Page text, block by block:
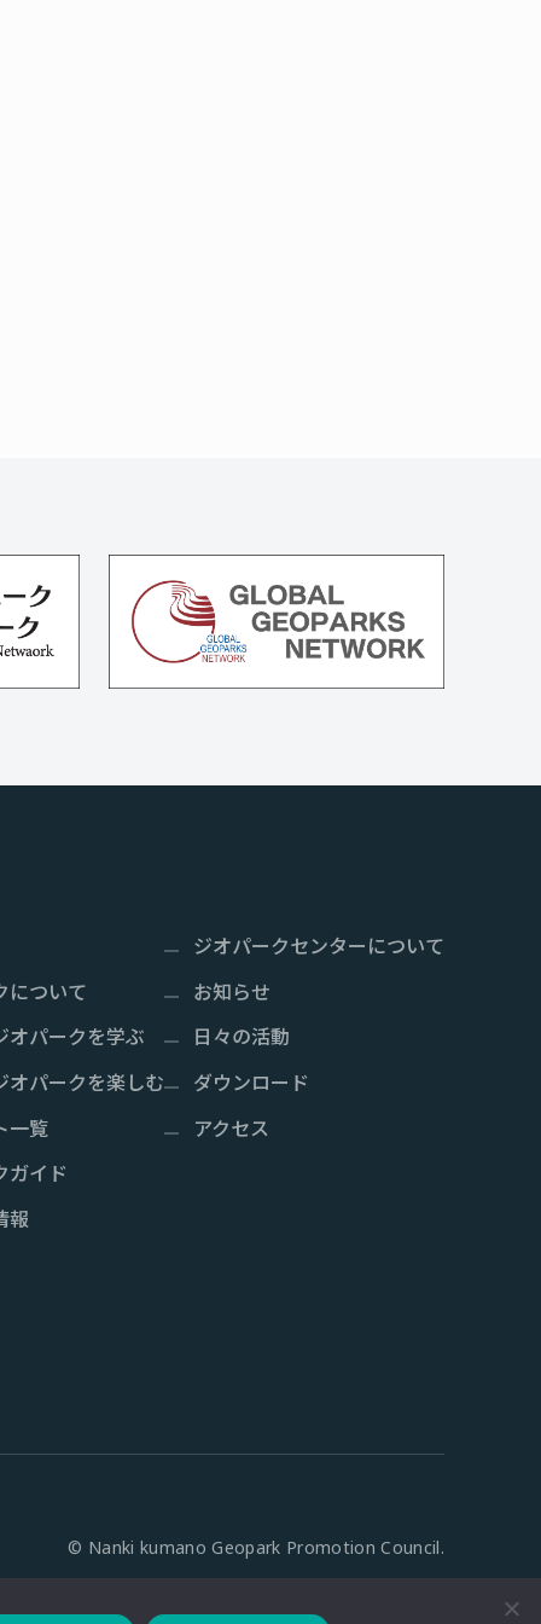
について
オパークを学ぶ
オパークを楽しむ
一覧
ガイド
報
ジオパークセンターについて
お知らせ
日々の活動
ダウンロード
アクセス
© Nanki kumano Geopark Promotion Council.